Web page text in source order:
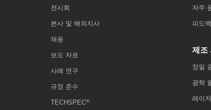
전시회
본사 및 해외지사
채용
보도 자료
사례 연구
규정 준수
TECHSPEC®
자주
피드
제조
정밀
광학
레이